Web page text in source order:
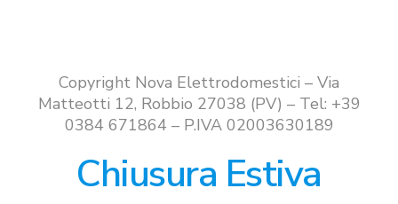
€299.00.€229.00.
Copyright Nova Elettrodomestici – Via
Matteotti 12, Robbio 27038 (PV) – Tel: +39
0384 671864 – P.IVA 02003630189
Chiusura Estiva